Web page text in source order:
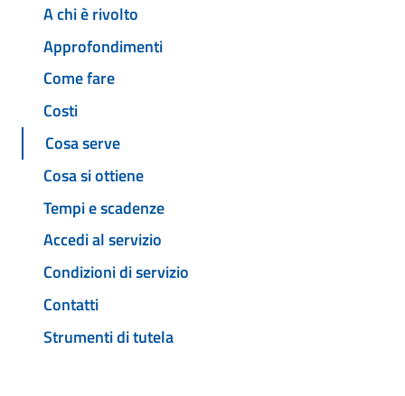
A chi è rivolto
Approfondimenti
Come fare
Costi
Cosa serve
Cosa si ottiene
Tempi e scadenze
Accedi al servizio
Condizioni di servizio
Contatti
Strumenti di tutela